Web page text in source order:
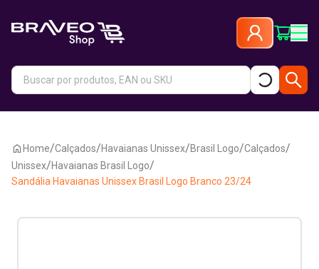
Home/Calçados/Havaianas Unissex/Brasil Logo/Calçados/
Unissex/Havaianas Brasil Logo/
Sandália Havaianas Unissex Brasil Logo Branco 23/24